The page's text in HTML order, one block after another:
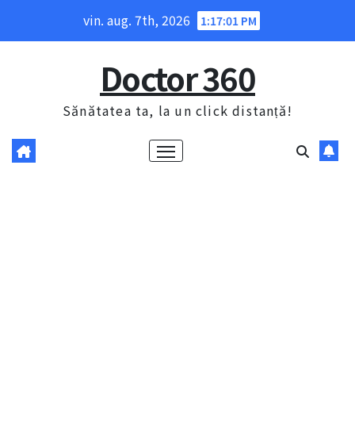
vin. aug. 7th, 2026 1:17:02 PM
Doctor 360
Sănătatea ta, la un click distanță!